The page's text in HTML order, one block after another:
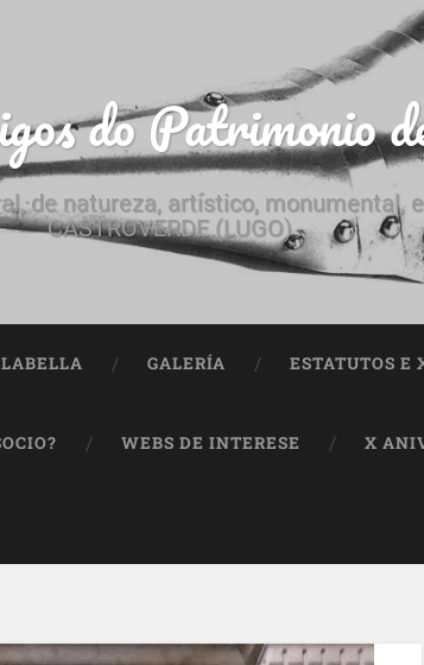
do Patrimonio
de natureza, artístico, monumental,
CASTROVERDE (LUGO)
GALERÍA ESTATUTOS E
WEBS DE INTERESE X